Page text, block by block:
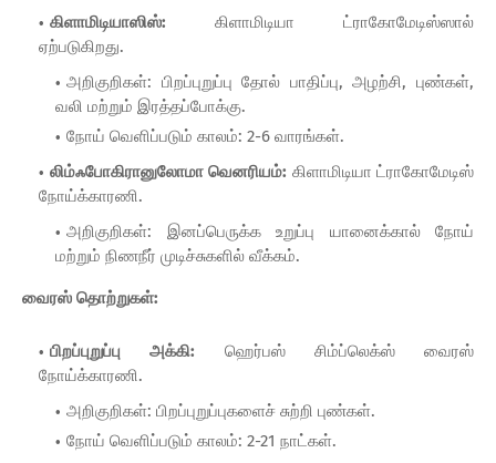
கிளாமிடியாஸிஸ்: கிளாமிடியா ட்ராகோமேடிஸ்ஸால்
ஏற்படுகிறது.
அறிகுறிகள்: பிறப்புறுப்பு தோல் பாதிப்பு, அழற்சி, புண்கள்,
வலி மற்றும் இரத்தப்போக்கு.
நோய் வெளிப்படும் காலம்: 2-6 வாரங்கள்.
லிம்ஃபோகிரானுலோமா வெனரியம்: கிளாமிடியா ட்ராகோமேடிஸ்
நோய்க்காரணி.
அறிகுறிகள்: இனப்பெருக்க உறுப்பு யானைக்கால் நோய்
மற்றும் நிணநீர் முடிச்சுகளில் வீக்கம்.
வைரஸ் தொற்றுகள்:
பிறப்புறுப்பு அக்கி: ஹெர்பஸ் சிம்ப்லெக்ஸ் வைரஸ்
நோய்க்காரணி.
அறிகுறிகள்: பிறப்புறுப்புகளைச் சுற்றி புண்கள்.
நோய் வெளிப்படும் காலம்: 2-21 நாட்கள்.